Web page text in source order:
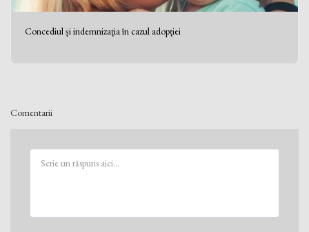
Concediul și indemnizația în cazul adopției
Comentarii